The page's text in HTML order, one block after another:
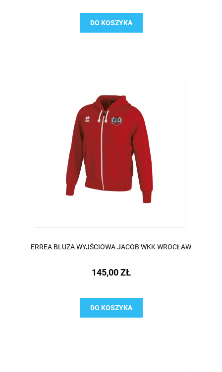
DO KOSZYKA
ERREA BLUZA WYJŚCIOWA JACOB WKK WROCŁAW
145,00 ZŁ
DO KOSZYKA